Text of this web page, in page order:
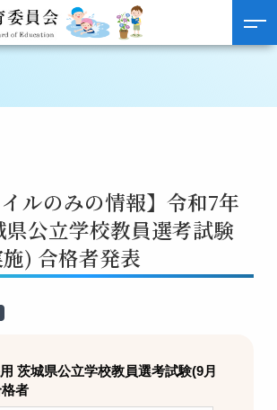
イルのみの情報】令和7年
県公立学校教員選考試験
) 合格者発表
茨城県公立学校教員選考試験(9月
者